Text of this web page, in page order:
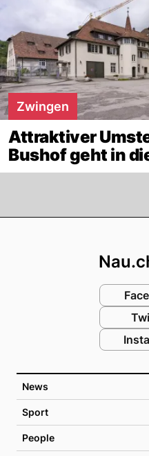
Zwingen
Attraktiver
Bushof geht in
News
Sport
People